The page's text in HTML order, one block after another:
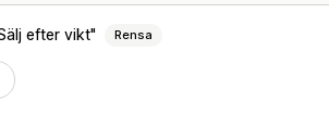
efter vikt Rensa